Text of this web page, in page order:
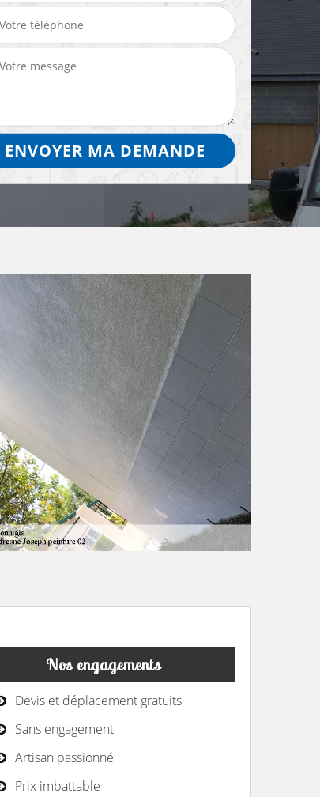
Nos engagements
Devis et déplacement gratuits
Sans engagement
Artisan passionné
Prix imbattable